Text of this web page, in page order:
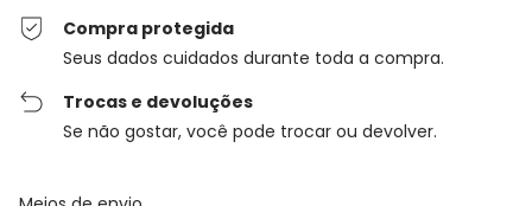
Compra protegida
Seus dados cuidados durante toda a compra.
Trocas e devoluções
Se não gostar, você pode trocar ou devolver.
Entregas para o CEP: